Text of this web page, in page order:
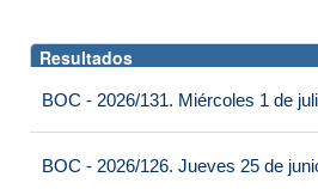
Resultados
BOC - 2026/131. Miércoles 1 de
BOC - 2026/126. Jueves 25 de